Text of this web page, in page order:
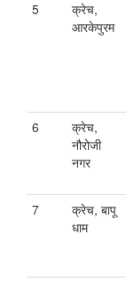
5
क्रेच,
आरकेपुरम
6
क्रेच,
नौरोजी
नगर
7
क्रेच, बापू
धाम